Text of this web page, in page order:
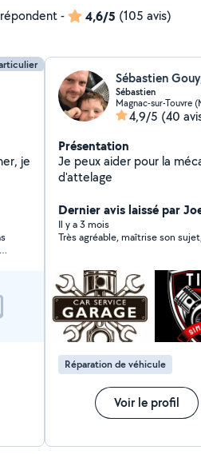
- 4,6/5 (105 avis)
Sébastien
Sébastien
4,9/5 (40
Présentation
Je peux aider pour la
d'attelage
Dernier avis laissé par
Il y a 3 mois
Très agréable, maîtrise son
Réparation de véhicule
Voir le profil